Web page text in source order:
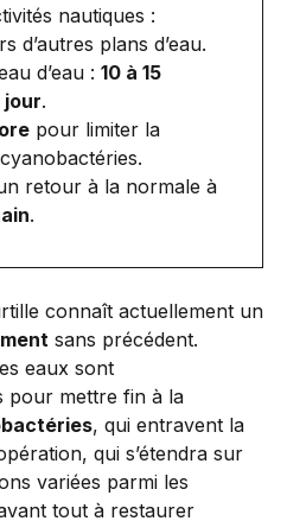
nautiques :
d’autres plans d’eau.
d’eau : 10 à 15
.
pour limiter la
retour à la normale à
.
connaît actuellement un
sans précédent.
eaux sont
pour mettre fin à la
, qui entravent la
qui s’étendra sur
variées parmi les
tout à restaurer